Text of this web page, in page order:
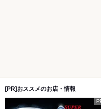
[PR]おススメのお店・情報